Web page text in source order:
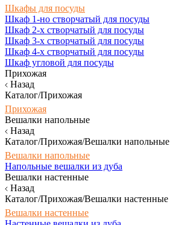
Шкафы для посуды
Шкаф 1-но створчатый для посуды
Шкаф 2-х створчатый для посуды
Шкаф 3-х створчатый для посуды
Шкаф 4-х створчатый для посуды
Шкаф угловой для посуды
Прихожая
Назад
Каталог/Прихожая
Прихожая
Вешалки напольные
Назад
Каталог/Прихожая/Вешалки напольные
Вешалки напольные
Напольные вешалки из дуба
Вешалки настенные
Назад
Каталог/Прихожая/Вешалки настенные
Вешалки настенные